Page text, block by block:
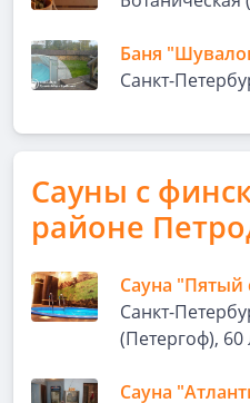
Баня
Санкт-
Сауны с
районе
Сауна "Пятый
Санкт-
(Петергоф), 60
Сауна